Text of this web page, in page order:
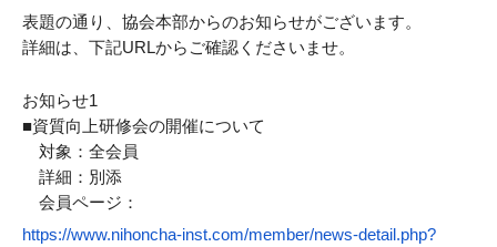
表題の通り、協会本部からのお知らせがございます。
詳細は、下記URLからご確認くださいませ。
お知らせ1
■資質向上研修会の開催について
対象：全会員
詳細：別添
会員ページ：
https://www.nihoncha-inst.com/member/news-detail.php?